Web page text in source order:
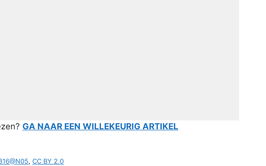
GA NAAR EEN WILLEKEURIG ARTIKEL
, CC BY 2.0